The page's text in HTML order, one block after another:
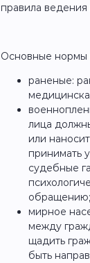
правила ведения
Основные нормы
раненые:
лица
или
принимать
судебные
обращению;
мирное
между
щадить
быть